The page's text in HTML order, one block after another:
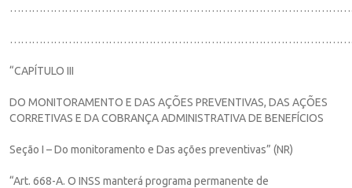
“CAPÍTULO III
DO MONITORAMENTO E DAS AÇÕES PREVENTIVAS, DAS AÇÕES
CORRETIVAS E DA COBRANÇA ADMINISTRATIVA DE BENEFÍCIOS
Seção I – Do monitoramento e Das ações preventivas” (NR)
“Art. 668-A. O INSS manterá programa permanente de